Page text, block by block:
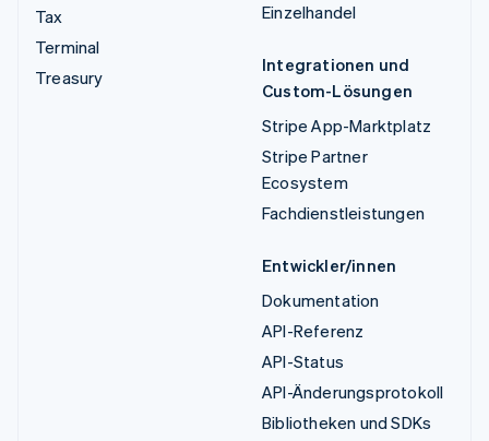
Tax
Terminal
Treasury
Einzelhandel
Integrationen und
Custom-Lösungen
Stripe App-Marktplatz
Stripe Partner
Ecosystem
Fachdienstleistungen
Entwickler/innen
Dokumentation
API-Referenz
API-Status
API-Änderungsprotokoll
Bibliotheken und SDKs